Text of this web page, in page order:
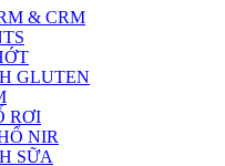
& CRM
GLUTEN
RƠI
NIR
SỮA